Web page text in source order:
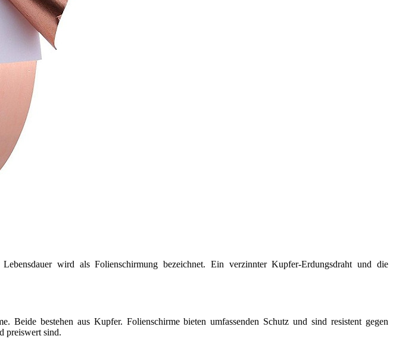
wird als Folienschirmung bezeichnet. Ein verzinnter Kupfer-Erdungsdraht und die
bestehen aus Kupfer. Folienschirme bieten umfassenden Schutz und sind resistent gegen
preiswert sind.